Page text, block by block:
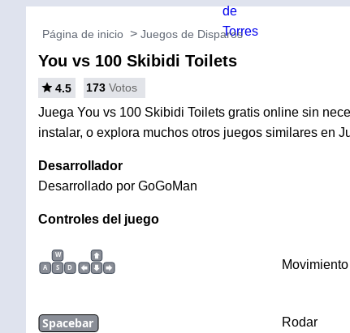
Página de inicio Juegos de Disparos
You vs 100 Skibidi Toilets
4.5 173 Votos
Juega You vs 100 Skibidi Toilets gratis online sin
instalar, o explora muchos otros juegos similares en
Desarrollador
Desarrollado por GoGoMan
Controles del juego
W
A
S D Movimiento
Spacebar Rodar